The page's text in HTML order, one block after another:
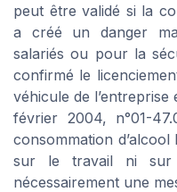
peut être validé si la
a créé un danger
salariés ou pour la
confirmé le
véhicule de l’entreprise
février 2004, n°01-
consommation d’alcool
sur le travail ni sur
nécessairement une